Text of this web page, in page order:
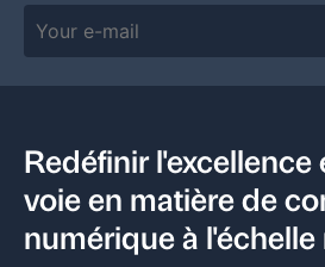
Redéfinir l'excellence
voie en matière de
numérique à